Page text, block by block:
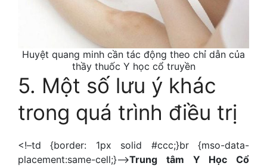
Huyệt quang minh cần tác động theo chỉ dẫn của
thầy thuốc Y học cổ truyền
5. Một số lưu ý khác
trong quá trình điều trị
<!–td {border: 1px solid #ccc;}br {mso-data-
placement:same-cell;}–>Trung tâm Y Học Cổ